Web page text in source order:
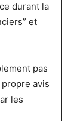
durant la
et
pas
avis
les